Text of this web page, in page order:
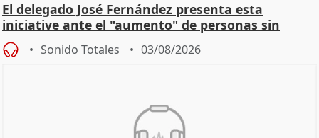
El delegado José Fernández presenta esta
iniciative ante el "aumento" de personas sin
hogar en Madri
Sonido Totales 03/08/2026